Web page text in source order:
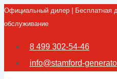
Перейти
к
содержимому
Официальный дилер | Бесплатная
обслуживание
8 499 302-54-46
info@stamford-